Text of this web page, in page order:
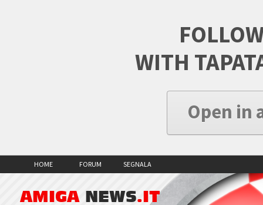
WITH
Open in
HOME FORUM SEGNALA
AMIGA NEWS.IT